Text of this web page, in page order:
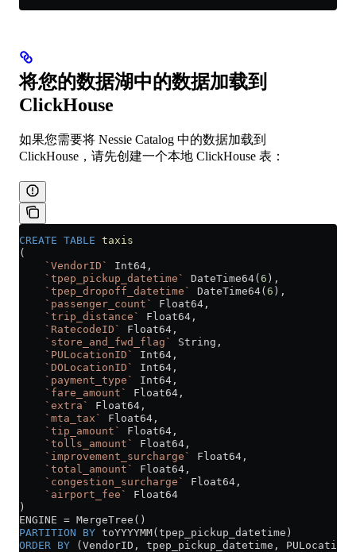
将您的数据湖中的数据加载到
ClickHouse
如果您需要将 Nessie Catalog 中的数据加载到
ClickHouse，请先创建一个本地 ClickHouse 表：
CREATE TABLE taxis
(
    `VendorID`
Int64,
    `tpep_pickup_datetime`
DateTime64(6 ),
    `tpep_dropoff_datetime`
DateTime64(6 ),
    `passenger_count`
Float64,
    `trip_distance`
Float64,
    `RatecodeID`
Float64,
    `store_and_fwd_flag`
String,
    `PULocationID`
Int64,
    `DOLocationID`
Int64,
    `payment_type`
Int64,
    `fare_amount`
Float64,
    `extra`
Float64,
    `mta_tax`
Float64,
    `tip_amount`
Float64,
    `tolls_amount`
Float64,
    `improvement_surcharge`
Float64,
    `total_amount`
Float64,
    `congestion_surcharge`
Float64,
    `airport_fee`
Float64
)
ENGINE = MergeTree()
PARTITION BY toYYYYMM(tpep_pickup_datetime)
ORDER BY (VendorID, tpep_pickup_datetime,